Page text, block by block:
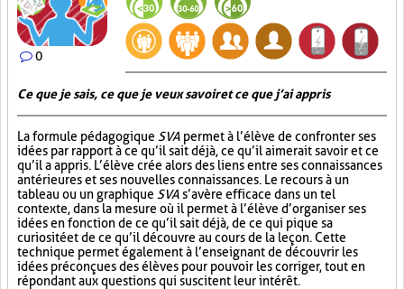
0
Ce que je sais, ce que je veux savoir et ce que j’ai appris
La formule pédagogique SVA permet à l’élève de confronter ses
idées par rapport à ce qu’il sait déjà, ce qu’il aimerait savoir et ce
qu’il a appris. L’élève crée alors des liens entre ses connaissances
antérieures et ses nouvelles connaissances. Le recours à un
tableau ou un graphique SVA s’avère efficace dans un tel
contexte, dans la mesure où il permet à l’élève d’organiser ses
idées en fonction de ce qu’il sait déjà, de ce qui pique sa
curiosité et de ce qu’il découvre au cours de la leçon. Cette
technique permet également à l’enseignant de découvrir les
idées préconçues des élèves pour pouvoir les corriger, tout en
répondant aux questions qui suscitent leur intérêt.